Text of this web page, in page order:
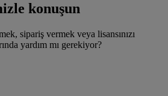
konuşun
sipariş vermek veya lisansınızı
yardım mı gerekiyor?